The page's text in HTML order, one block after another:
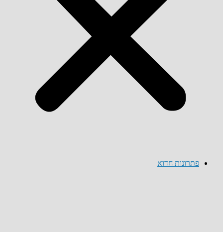
פתרונות חדוא